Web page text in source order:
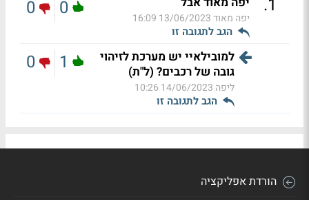
1
.
יפה מאוד13/06/2023 16:09
הגב לתגובה זו
0
0
למובילאיי יש מערכת לזיהוי
גובה של רכבים? (ל"ת)
ליפה 14/06/2023 10:26
הגב לתגובה זו
1
0
הורדת אפליקציה